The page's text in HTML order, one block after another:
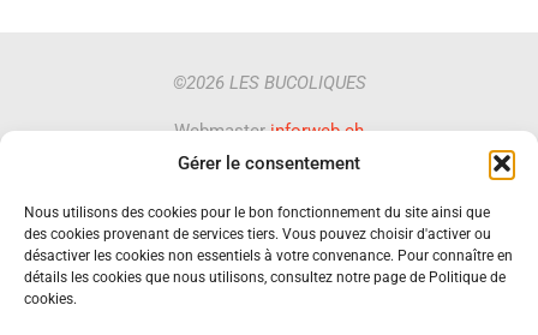
Gérer le consentement
Nous utilisons des cookies pour le bon fonctionnement du site ainsi que
des cookies provenant de services tiers. Vous pouvez choisir d'activer ou
désactiver les cookies non essentiels à votre convenance. Pour connaître en
détails les cookies que nous utilisons, consultez notre page de Politique de
cookies.
©2026 LES BUCOLIQUES
Webmasterinforweb.ch
A PROPOS
PROGRAMME